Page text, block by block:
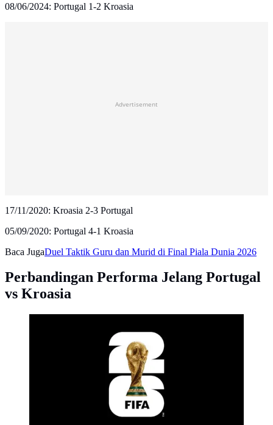
08/06/2024: Portugal 1-2 Kroasia
Advertisement
17/11/2020: Kroasia 2-3 Portugal
05/09/2020: Portugal 4-1 Kroasia
Baca JugaDuel Taktik Guru dan Murid di Final Piala Dunia 2026
Perbandingan Performa Jelang Portugal
vs Kroasia